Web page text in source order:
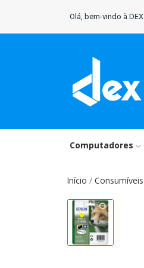
Olá, bem-vindo à DEX
Computadores
Início Consumíveis